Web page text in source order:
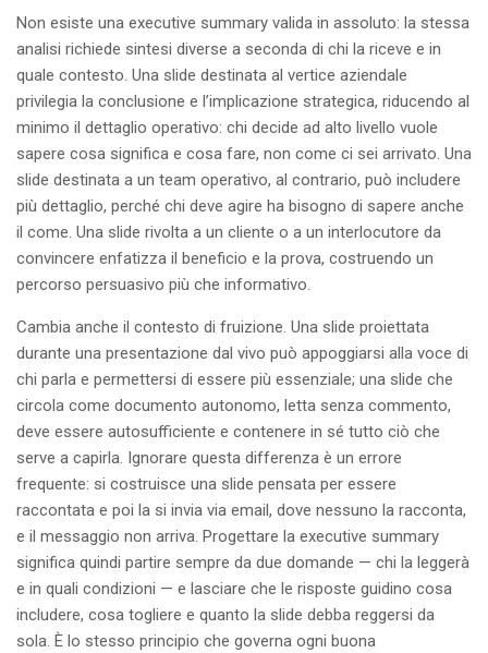
Non esiste una executive summary valida in assoluto: la stessa
analisi richiede sintesi diverse a seconda di chi la riceve e in
quale contesto. Una slide destinata al vertice aziendale
privilegia la conclusione e l’implicazione strategica, riducendo al
minimo il dettaglio operativo: chi decide ad alto livello vuole
sapere cosa significa e cosa fare, non come ci sei arrivato. Una
slide destinata a un team operativo, al contrario, può includere
più dettaglio, perché chi deve agire ha bisogno di sapere anche
il come. Una slide rivolta a un cliente o a un interlocutore da
convincere enfatizza il beneficio e la prova, costruendo un
percorso persuasivo più che informativo.
Cambia anche il contesto di fruizione. Una slide proiettata
durante una presentazione dal vivo può appoggiarsi alla voce di
chi parla e permettersi di essere più essenziale; una slide che
circola come documento autonomo, letta senza commento,
deve essere autosufficiente e contenere in sé tutto ciò che
serve a capirla. Ignorare questa differenza è un errore
frequente: si costruisce una slide pensata per essere
raccontata e poi la si invia via email, dove nessuno la racconta,
e il messaggio non arriva. Progettare la executive summary
significa quindi partire sempre da due domande — chi la leggerà
e in quali condizioni — e lasciare che le risposte guidino cosa
includere, cosa togliere e quanto la slide debba reggersi da
sola. È lo stesso principio che governa ogni buona